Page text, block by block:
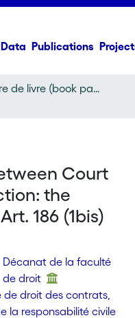
Publications
Chapitre de livre (book part)
Court
the
186 (1bis)
Décanat de la faculté
de droit
de droit des contrats,
la responsabilité civile